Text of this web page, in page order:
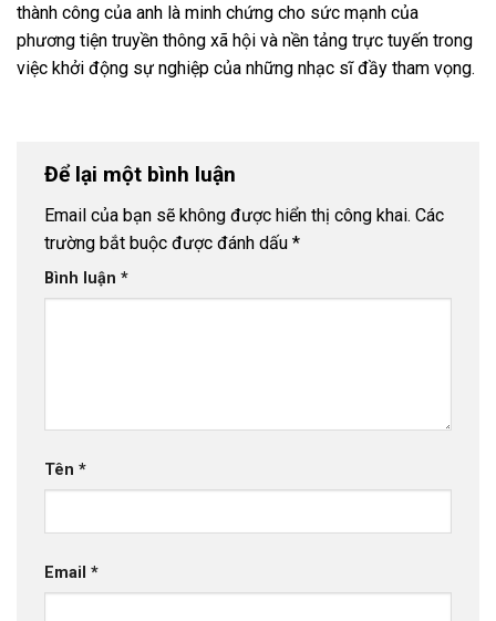
thành công của anh là minh chứng cho sức mạnh của
phương tiện truyền thông xã hội và nền tảng trực tuyến trong
việc khởi động sự nghiệp của những nhạc sĩ đầy tham vọng.
Để lại một bình luận
Email của bạn sẽ không được hiển thị công khai. Các
trường bắt buộc được đánh dấu *
Bình luận *
Tên *
Email *